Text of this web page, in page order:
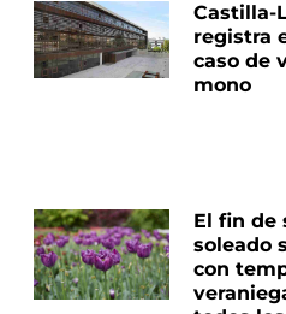
Castilla-
registra
caso de
mono
El fin de
soleado
con